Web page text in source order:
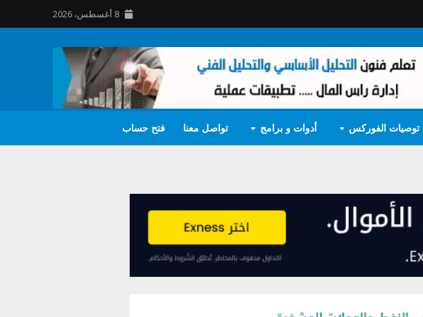
8 أغسطس، 2026
توصيات الفوركس أدوات و برامج تواصل معنا فتح حساب